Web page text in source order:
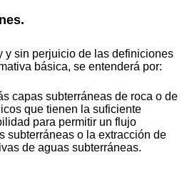
y sin perjuicio de las definiciones
básica, se entenderá por:
capas subterráneas de roca o de
que tienen la suficiente
para permitir un flujo
subterráneas o la extracción de
de aguas subterráneas.